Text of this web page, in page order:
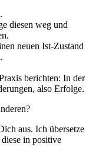
diesen weg und
neuen Ist-Zustand
berichten: In der
also Erfolge.
aus. Ich übersetze
in positive